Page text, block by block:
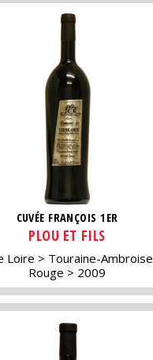
CUVÉE FRANÇOIS 1ER
PLOU ET FILS
Loire
Touraine-Ambroise
Rouge
2009